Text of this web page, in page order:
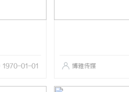
1970-01-01 博雅传媒